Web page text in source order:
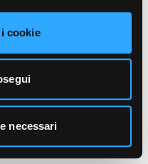
cookie
necessari